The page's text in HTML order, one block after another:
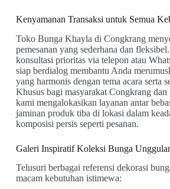
Kenyamanan Transaksi untuk Semua
Toko Bunga Khayla di Congkrang
pemesanan yang sederhana dan
konsultasi prioritas via telepon atau
siap berdialog membantu Anda
yang harmonis dengan tema acara serta
Khusus bagi masyarakat Congkrang dan
kami mengalokasikan layanan antar
jaminan produk tiba di lokasi dalam
komposisi persis seperti pesanan.
Galeri Inspiratif Koleksi Bunga
Telusuri berbagai referensi dekorasi
macam kebutuhan istimewa: